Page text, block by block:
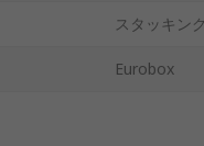
スタッキン
Eurobox